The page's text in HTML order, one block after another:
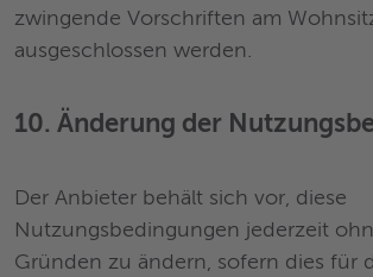
zwingende Vorschriften am
ausgeschlossen werden.
10. Änderung der
Der Anbieter behält sich vor, diese
Nutzungsbedingungen jederzeit
Gründen zu ändern, sofern dies für